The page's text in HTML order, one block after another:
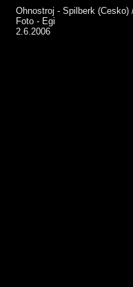
Ohnostroj - Spilberk (Cesko)
Foto - Egi
2.6.2006